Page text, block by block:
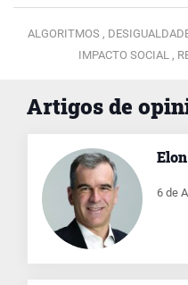
ALGORITMOS ,
IMPACTO SOCIAL ,
Artigos de
6 de